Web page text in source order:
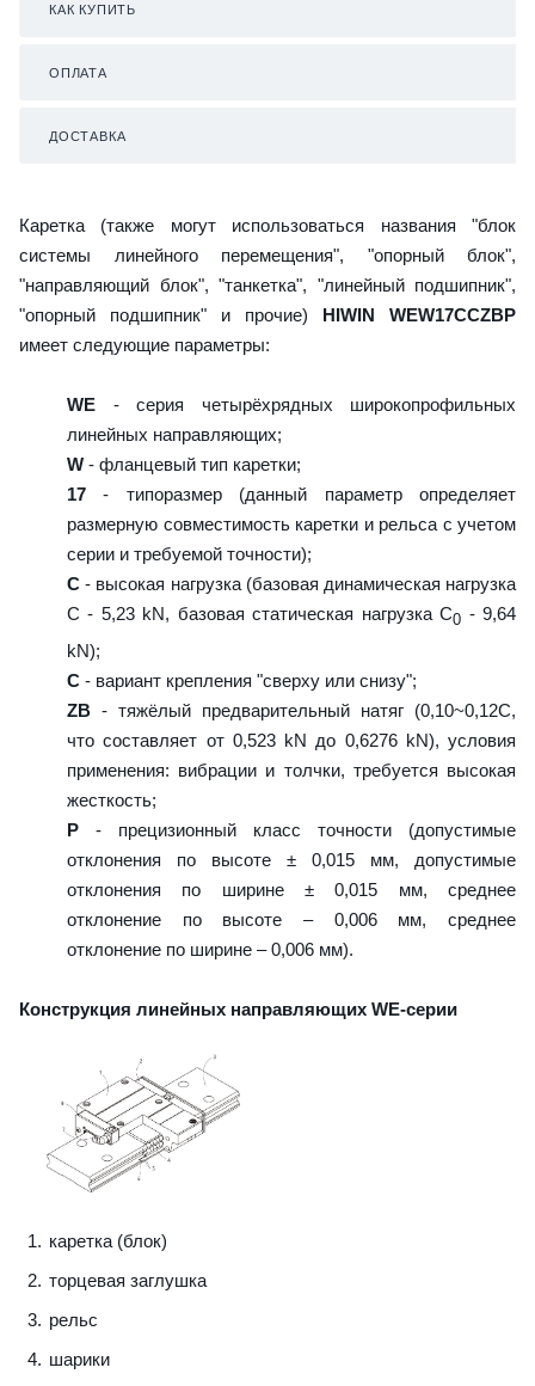
КАК КУПИТЬ
ОПЛАТА
ДОСТАВКА
Каретка (также могут использоваться названия "блок
системы линейного перемещения", "опорный блок",
"направляющий блок", "танкетка", "линейный подшипник",
"опорный подшипник" и прочие) HIWIN WEW17CCZBP
имеет следующие параметры:
WE - серия четырёхрядных широкопрофильных
линейных направляющих;
W - фланцевый тип каретки;
17 - типоразмер (данный параметр определяет
размерную совместимость каретки и рельса с учетом
серии и требуемой точности);
C - высокая нагрузка (базовая динамическая нагрузка
C - 5,23 kN, базовая статическая нагрузка С0 - 9,64
kN);
C - вариант крепления "сверху или снизу";
ZB - тяжёлый предварительный натяг (0,10~0,12C,
что составляет от 0,523 kN до 0,6276 kN), условия
применения: вибрации и толчки, требуется высокая
жесткость;
P - прецизионный класс точности (допустимые
отклонения по высоте ± 0,015 мм, допустимые
отклонения по ширине ± 0,015 мм, среднее
отклонение по высоте – 0,006 мм, среднее
отклонение по ширине – 0,006 мм).
Конструкция линейных направляющих WE-серии
каретка (блок)
торцевая заглушка
рельс
шарики